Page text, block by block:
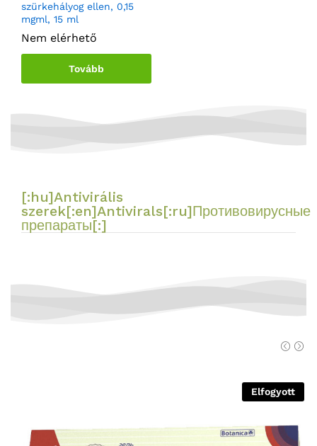
szürkehályog ellen, 0,15
mgml, 15 ml
Nem elérhető
Tovább
[:hu]Antivirális
szerek[:en]Antivirals[:ru]Противовирусные
препараты[:]
Elfogyott